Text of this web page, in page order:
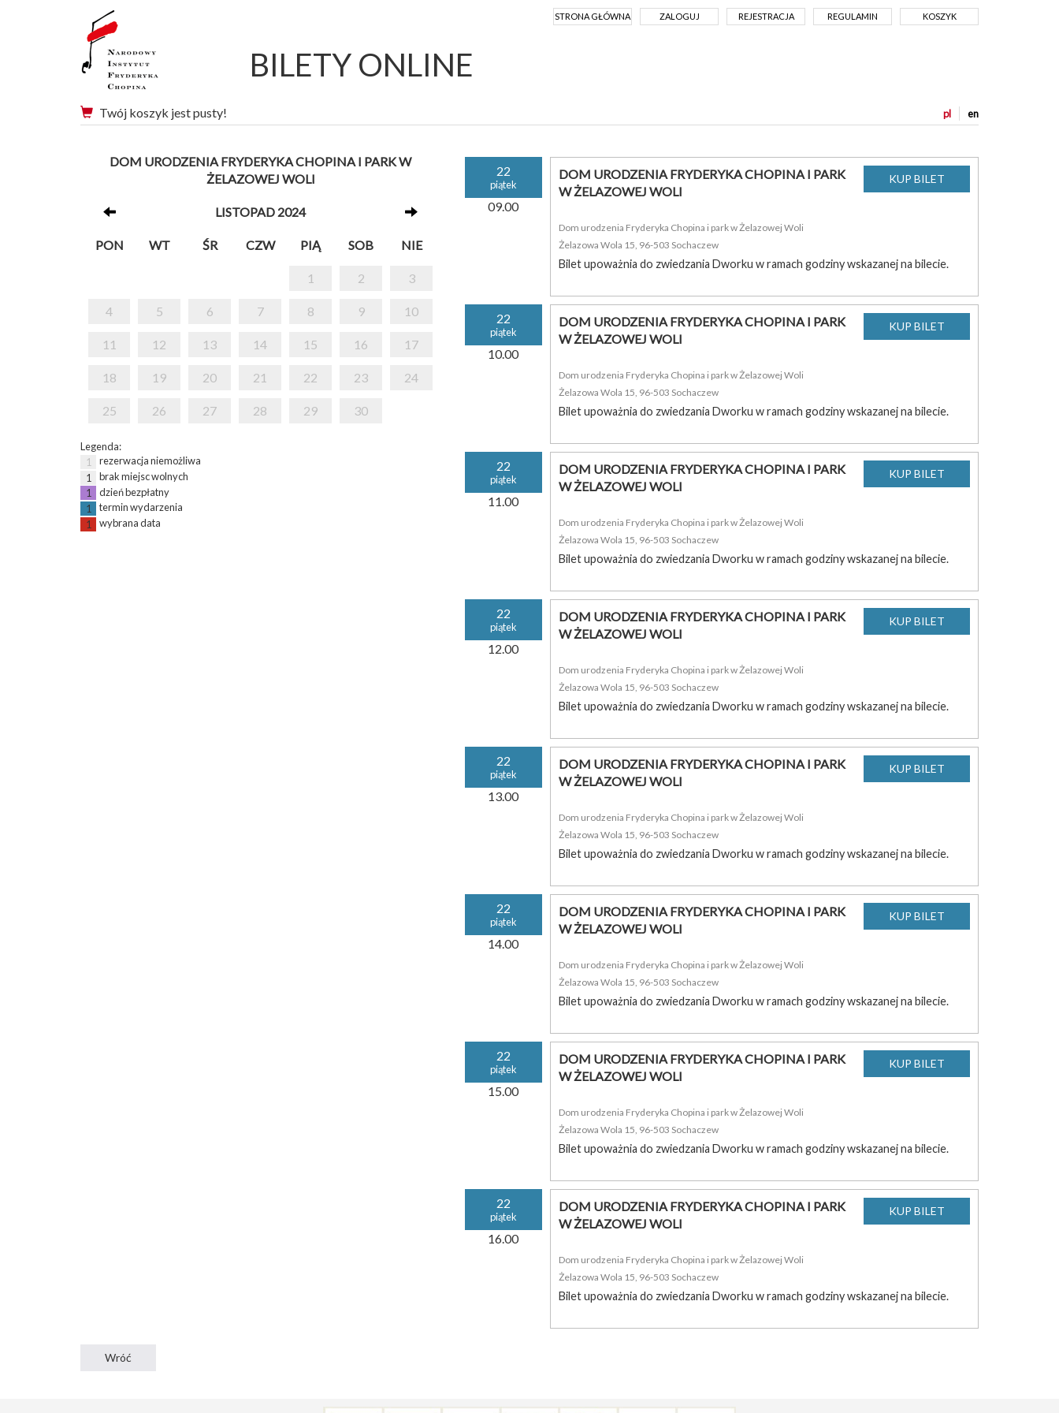
STRONA GŁÓWNA ZALOGUJ REJESTRACJA REGULAMIN KOSZYK
BILETY ONLINE
pl en
Twój koszyk jest pusty!
DOM URODZENIA FRYDERYKA CHOPINA I PARK W
ŻELAZOWEJ WOLI
LISTOPAD 2024
PON WT ŚR CZW PIĄ SOB NIE
1 2 3
4 5 6 7 8 9 10
11 12 13 14 15 16 17
18 19 20 21 22 23 24
25 26 27 28 29 30
Legenda:
1
rezerwacja niemożliwa
1
brak miejsc wolnych
1
dzień bezpłatny
1
termin wydarzenia
1
wybrana data
22
piątek
09.00
DOM URODZENIA FRYDERYKA CHOPINA I PARK
W ŻELAZOWEJ WOLI
Dom urodzenia Fryderyka Chopina i park w Żelazowej Woli
Żelazowa Wola 15, 96-503 Sochaczew
Bilet upoważnia do zwiedzania Dworku w ramach godziny wskazanej na bilecie.
22
piątek
10.00
DOM URODZENIA FRYDERYKA CHOPINA I PARK
W ŻELAZOWEJ WOLI
Dom urodzenia Fryderyka Chopina i park w Żelazowej Woli
Żelazowa Wola 15, 96-503 Sochaczew
Bilet upoważnia do zwiedzania Dworku w ramach godziny wskazanej na bilecie.
22
piątek
11.00
DOM URODZENIA FRYDERYKA CHOPINA I PARK
W ŻELAZOWEJ WOLI
Dom urodzenia Fryderyka Chopina i park w Żelazowej Woli
Żelazowa Wola 15, 96-503 Sochaczew
Bilet upoważnia do zwiedzania Dworku w ramach godziny wskazanej na bilecie.
22
piątek
12.00
DOM URODZENIA FRYDERYKA CHOPINA I PARK
W ŻELAZOWEJ WOLI
Dom urodzenia Fryderyka Chopina i park w Żelazowej Woli
Żelazowa Wola 15, 96-503 Sochaczew
Bilet upoważnia do zwiedzania Dworku w ramach godziny wskazanej na bilecie.
22
piątek
13.00
DOM URODZENIA FRYDERYKA CHOPINA I PARK
W ŻELAZOWEJ WOLI
Dom urodzenia Fryderyka Chopina i park w Żelazowej Woli
Żelazowa Wola 15, 96-503 Sochaczew
Bilet upoważnia do zwiedzania Dworku w ramach godziny wskazanej na bilecie.
22
piątek
14.00
DOM URODZENIA FRYDERYKA CHOPINA I PARK
W ŻELAZOWEJ WOLI
Dom urodzenia Fryderyka Chopina i park w Żelazowej Woli
Żelazowa Wola 15, 96-503 Sochaczew
Bilet upoważnia do zwiedzania Dworku w ramach godziny wskazanej na bilecie.
22
piątek
15.00
DOM URODZENIA FRYDERYKA CHOPINA I PARK
W ŻELAZOWEJ WOLI
Dom urodzenia Fryderyka Chopina i park w Żelazowej Woli
Żelazowa Wola 15, 96-503 Sochaczew
Bilet upoważnia do zwiedzania Dworku w ramach godziny wskazanej na bilecie.
22
piątek
16.00
DOM URODZENIA FRYDERYKA CHOPINA I PARK
W ŻELAZOWEJ WOLI
Dom urodzenia Fryderyka Chopina i park w Żelazowej Woli
Żelazowa Wola 15, 96-503 Sochaczew
Bilet upoważnia do zwiedzania Dworku w ramach godziny wskazanej na bilecie.